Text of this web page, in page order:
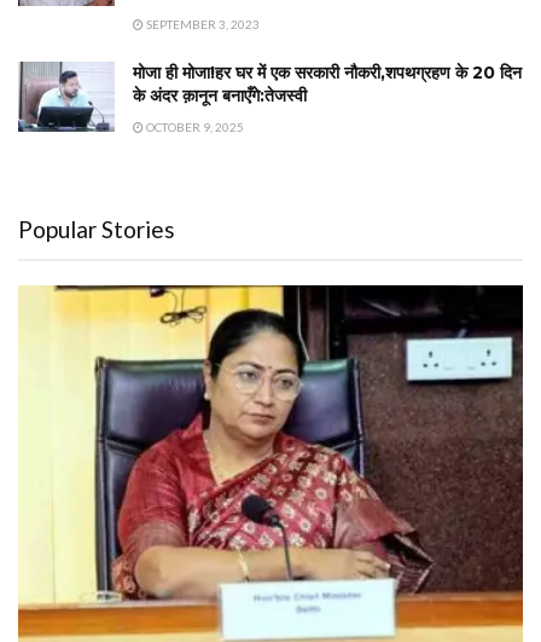
SEPTEMBER 3, 2023
मोजा ही मोजा!हर घर में एक सरकारी नौकरी,शपथग्रहण के 20 दिन
के अंदर क़ानून बनाएँगे:तेजस्वी
OCTOBER 9, 2025
Popular Stories